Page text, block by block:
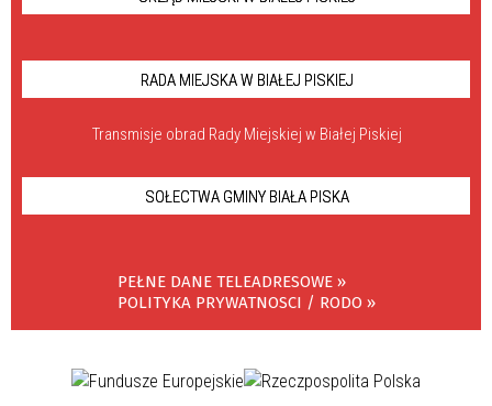
RADA MIEJSKA W BIAŁEJ PISKIEJ
Transmisje obrad Rady Miejskiej w Białej Piskiej
SOŁECTWA GMINY BIAŁA PISKA
PEŁNE DANE TELEADRESOWE »
POLITYKA PRYWATNOSCI / RODO »